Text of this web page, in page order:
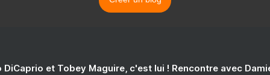
DiCaprio et Tobey Maguire, c'est lui ! Rencontre avec